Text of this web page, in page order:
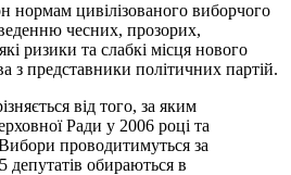
нормам цивілізованого виборчого
чесних, прозорих,
ризики та слабкі місця нового
з представники політичних партій.
від того, за яким
Ради у 2006 році та
проводитимуться за
обираються в